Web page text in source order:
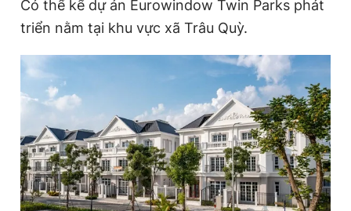
Có thể kể dự án Eurowindow Twin Parks phát
triển nằm tại khu vực xã Trâu Quỳ.